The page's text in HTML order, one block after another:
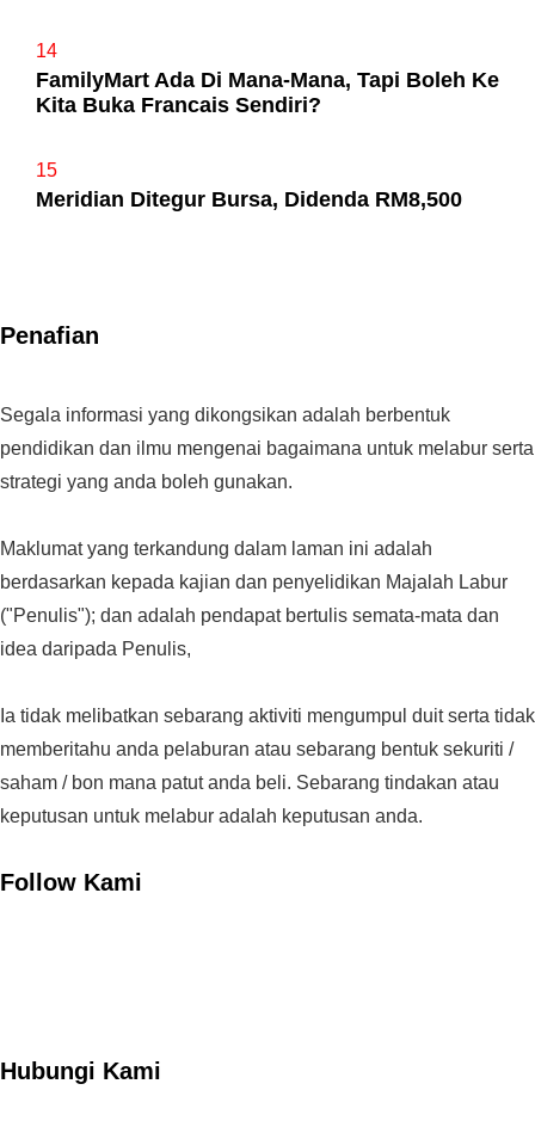
14
FamilyMart Ada Di Mana-Mana, Tapi Boleh Ke
Kita Buka Francais Sendiri?
15
Meridian Ditegur Bursa, Didenda RM8,500
Penafian
Segala informasi yang dikongsikan adalah berbentuk
pendidikan dan ilmu mengenai bagaimana untuk melabur serta
strategi yang anda boleh gunakan.
Maklumat yang terkandung dalam laman ini adalah
berdasarkan kepada kajian dan penyelidikan Majalah Labur
("Penulis"); dan adalah pendapat bertulis semata-mata dan
idea daripada Penulis,
Ia tidak melibatkan sebarang aktiviti mengumpul duit serta tidak
memberitahu anda pelaburan atau sebarang bentuk sekuriti /
saham / bon mana patut anda beli. Sebarang tindakan atau
keputusan untuk melabur adalah keputusan anda.
Follow Kami
Hubungi Kami